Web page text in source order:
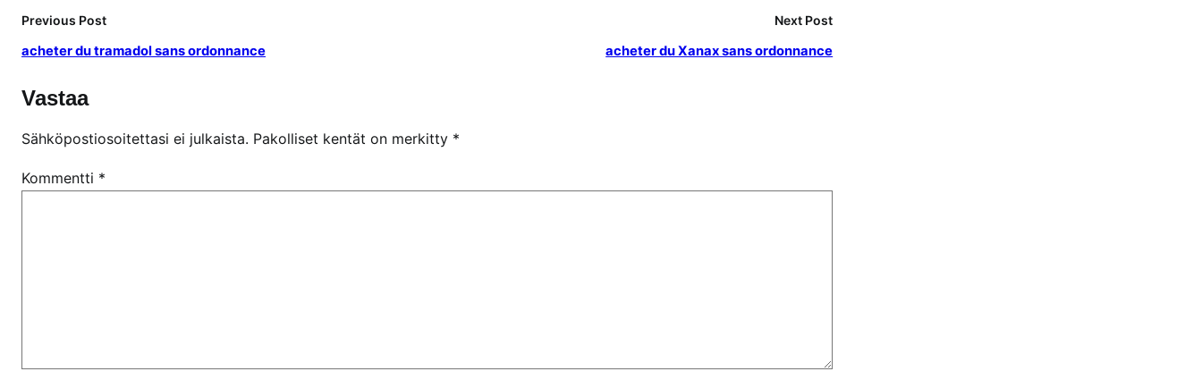
Previous Post
acheter du tramadol sans ordonnance
Next Post
acheter du Xanax sans ordonnance
Vastaa
Sähköpostiosoitettasi ei julkaista. Pakolliset kentät on merkitty *
Kommentti *